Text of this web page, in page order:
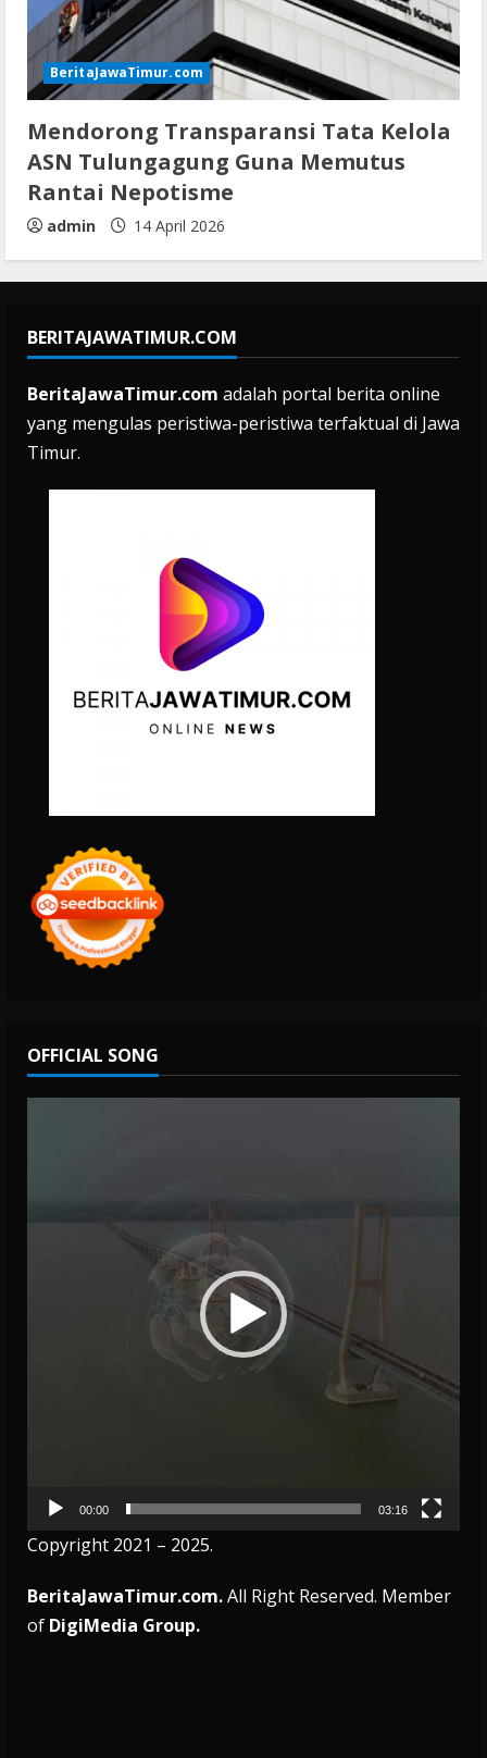
BeritaJawaTimur.com
Mendorong Transparansi Tata Kelola
ASN Tulungagung Guna Memutus
Rantai Nepotisme
admin 14 April 2026
BERITAJAWATIMUR.COM
BeritaJawaTimur.com adalah portal berita online
yang mengulas peristiwa-peristiwa terfaktual di Jawa
Timur.
OFFICIAL SONG
00:00 03:16
Copyright 2021 – 2025.
BeritaJawaTimur.com.All Right Reserved. Member
of DigiMedia Group.